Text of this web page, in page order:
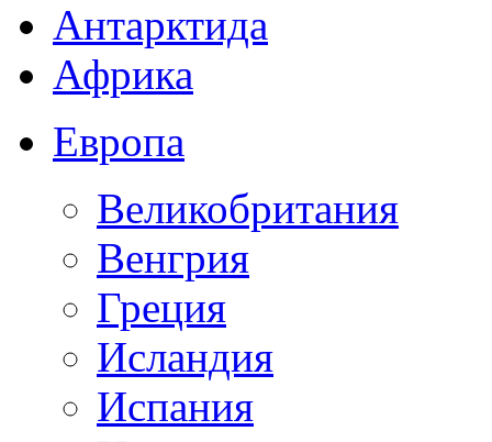
Антарктида
Африка
Европа
Великобритания
Венгрия
Греция
Исландия
Испания